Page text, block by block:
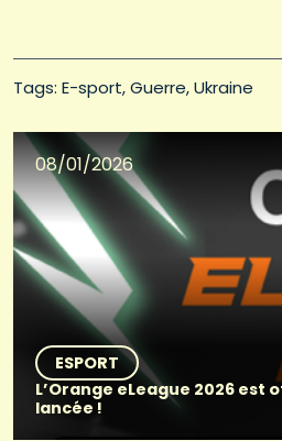
Tags: E-sport Guerre Ukraine
08/01/2026
ESPORT
L’Orange eLeague 2026
lancée !